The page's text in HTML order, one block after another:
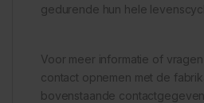
gedurende hun hele
Voor meer informatie of
contact opnemen met de
bovenstaande